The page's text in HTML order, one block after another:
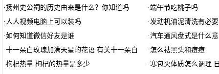
·扬州史公祠的历史由来是什么？你知道吗 ·端午节吃桃子吗
· 人人视频电脑上可以装吗 ·发动机油泥清洗有必
·如何知道微信好友是谁 ·汽车通风盘式是什么
·十一朵白玫瑰加满天星的花语 有关十一朵白 · 怎么祛黑头和痘痘
·枸杞热量 枸杞的热量是多少 ·寒包火体质怎么调理